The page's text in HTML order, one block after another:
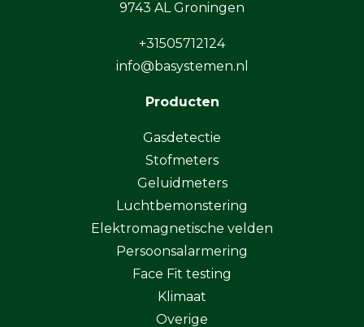
9743 AL Groningen
+31505712124
info@basystemen.nl
Producten
Gasdetectie
Stofmeters
Geluidmeters
Luchtbemonstering
Elektromagnetische velden
Persoonsalarmering
Face Fit testing
Klimaat
Overige